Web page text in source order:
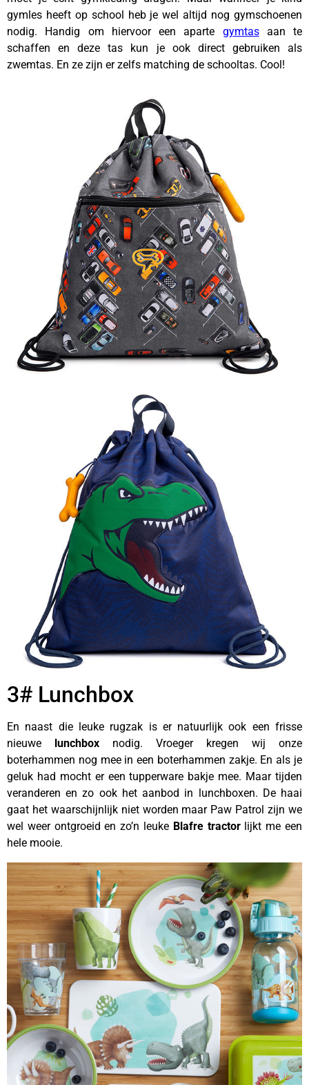
gymles heeft op school heb je wel altijd nog gymschoenen
nodig. Handig om hiervoor een aparte gymtasaan te
schaffen en deze tas kun je ook direct gebruiken als
zwemtas. En ze zijn er zelfs matching de schooltas. Cool!
3# Lunchbox
En naast die leuke rugzak is er natuurlijk ook een frisse
nieuwe lunchbox nodig. Vroeger kregen wij onze
boterhammen nog mee in een boterhammen zakje. En als je
geluk had mocht er een tupperware bakje mee. Maar tijden
veranderen en zo ook het aanbod in lunchboxen. De haai
gaat het waarschijnlijk niet worden maar Paw Patrol zijn we
wel weer ontgroeid en zo’n leuke Blafre tractorlijkt me een
hele mooie.